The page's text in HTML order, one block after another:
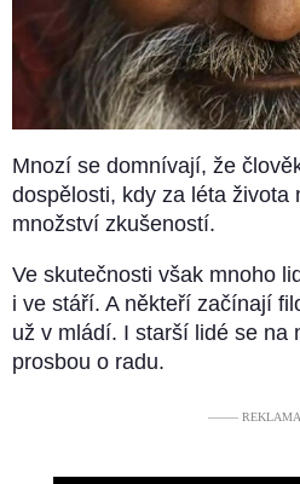
Mnozí se domnívají, že
dospělosti, kdy za léta života
množství zkušeností.
Ve skutečnosti však mnoho
i ve stáří. A někteří začínají
už v mládí. I starší lidé se na
prosbou o radu.
–––––